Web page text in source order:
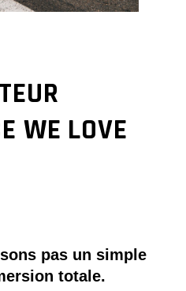
WE LOVE
pas un simple
totale.